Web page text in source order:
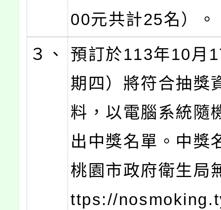
00元共計25名）。
３、
預訂於113年10月
期四）將符合抽獎
料，以電腦系統隨
出中獎名單。中獎
桃園市政府衛生局
ttps://